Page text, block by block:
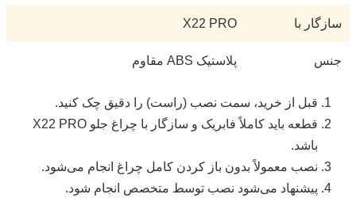
سازگار با X22 PRO
جنس پلاستیک ABS مقاوم
قبل از خرید، سمت نصب (راست) را دقیق چک کنید.
قطعه باید کاملاً فابریک و سازگار با چراغ جلو X22 PRO
باشد.
نصب معمولاً بدون باز کردن کامل چراغ انجام می‌شود.
پیشنهاد می‌شود نصب توسط متخصص انجام شود.